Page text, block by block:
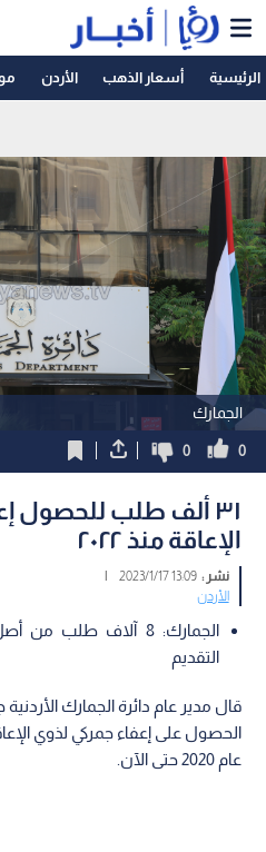
الرئيسية أسعار الذهب الأردن
الجمارك
0
0
٣١ ألف طلب للحصول
الإعاقة منذ ٢٠٢٢
نشر :13:09 2023/1/17
|
الأردن
التقديم
قال مدير عام دائرة الجمارك
عام 2020 حتى الآن.